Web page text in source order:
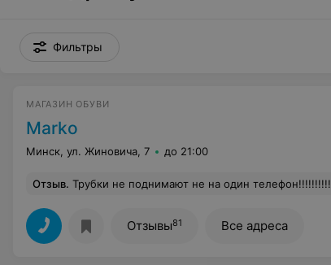
Фильтры
МАГАЗИН ОБУВИ
Marko
Минск, ул. Жиновича, 7 до 21:00
Отзыв. Трубки не поднимают не на один телефон!!!!!!!!!!
Отзывы81 Все адреса